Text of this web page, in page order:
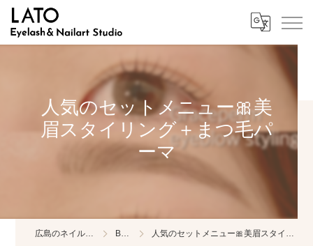
人気のセットメニュー🎀美
眉スタイリング＋まつ毛パ
ーマ
BLOG 人気のセットメニュー🎀美眉スタイリング＋まつ毛パーマ